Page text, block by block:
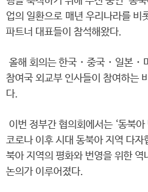
업의 일환으로 매년 우리나라를 비
파트너 대표들이 참석해왔다.
올해 회의는 한국・중국・일본・
참여국 외교부 인사들이 참여하는
다.
이번 정부간 협의회에서는 ‘동북
코로나 이후 시대 동북아 지역 다자
북아 지역의 평화와 번영을 위한 역
논의가 이루어졌다.